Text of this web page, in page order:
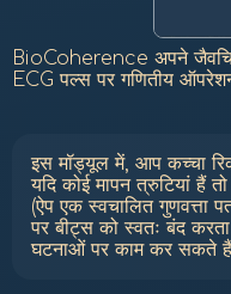
BioCoherence अपने
ECG पल्स पर गणितीय
इस मॉड्यूल में, आप कच्चा
यदि कोई मापन त्रुटियां हैं
(ऐप एक स्वचालित गुणवत्ता
पर बीट्स को स्वतः बंद
घटनाओं पर काम कर सकते